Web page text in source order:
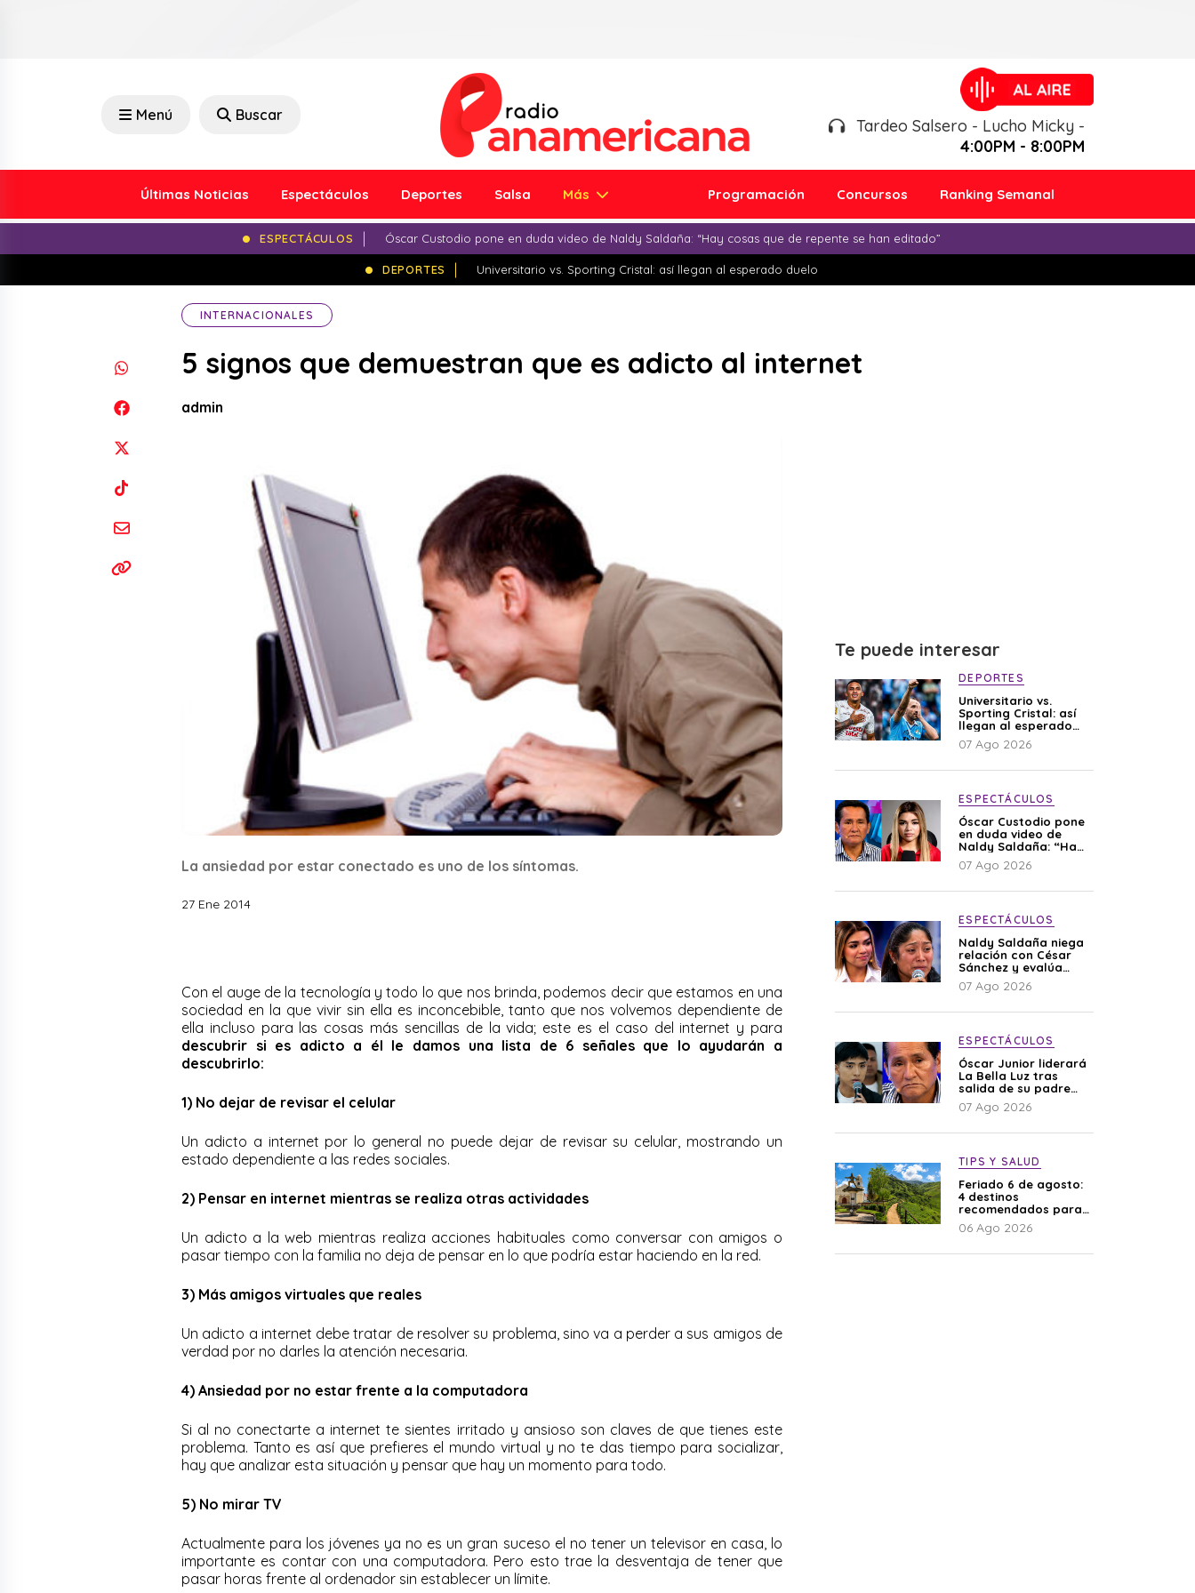
Menú Buscar
Tardeo Salsero - Lucho Micky -
4:00PM - 8:00PM
Últimas Noticias Espectáculos Deportes Salsa Más Programación Concursos Ranking Semanal
ESPECTÁCULOS Óscar Custodio pone en duda video de Naldy Saldaña: “Hay cosas que de repente se han editado”
DEPORTES Universitario vs. Sporting Cristal: así llegan al esperado duelo
INTERNACIONALES
5 signos que demuestran que es adicto al internet
admin
La ansiedad por estar conectado es uno de los síntomas.
27 Ene 2014
Con el auge de la tecnología y todo lo que nos brinda, podemos decir que estamos en una
sociedad en la que vivir sin ella es inconcebible, tanto que nos volvemos dependiente de
ella incluso para las cosas más sencillas de la vida; este es el caso del internet y para
descubrir si es adicto a él le damos una lista de 6 señales que lo ayudarán a
descubrirlo:
1) No dejar de revisar el celular
Un adicto a internet por lo general no puede dejar de revisar su celular, mostrando un
estado dependiente a las redes sociales.
2) Pensar en internet mientras se realiza otras actividades
Un adicto a la web mientras realiza acciones habituales como conversar con amigos o
pasar tiempo con la familia no deja de pensar en lo que podría estar haciendo en la red.
3) Más amigos virtuales que reales
Un adicto a internet debe tratar de resolver su problema, sino va a perder a sus amigos de
verdad por no darles la atención necesaria.
4) Ansiedad por no estar frente a la computadora
Si al no conectarte a internet te sientes irritado y ansioso son claves de que tienes este
problema. Tanto es así que prefieres el mundo virtual y no te das tiempo para socializar,
hay que analizar esta situación y pensar que hay un momento para todo.
5) No mirar TV
Actualmente para los jóvenes ya no es un gran suceso el no tener un televisor en casa, lo
importante es contar con una computadora. Pero esto trae la desventaja de tener que
pasar horas frente al ordenador sin establecer un límite.
Te puede interesar
DEPORTES
Universitario vs.
Sporting Cristal: así
llegan al esperado
duelo
07 Ago 2026
ESPECTÁCULOS
Óscar Custodio pone
en duda video de
Naldy Saldaña: “Hay
cosas que de repente
se han editado”
07 Ago 2026
ESPECTÁCULOS
Naldy Saldaña niega
relación con César
Sánchez y evalúa
denunciar a su
esposa: “Es una
07 Ago 2026
ESPECTÁCULOS
Óscar Junior liderará
La Bella Luz tras
salida de su padre
por polémica con
Naldy Saldaña
07 Ago 2026
TIPS Y SALUD
Feriado 6 de agosto:
4 destinos
recomendados para
disfrutar el descanso
06 Ago 2026